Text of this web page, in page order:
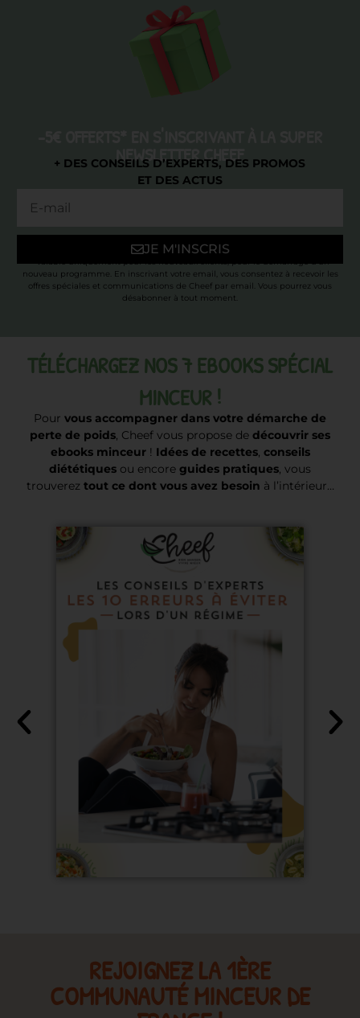
NEWSLETTER CHEEF
+ DES CONSEILS D’EXPERTS, DES PROMOS
ET DES ACTUS
JE M'INSCRIS
* Valable uniquement pour les nouveaux clients, pour le démarrage d’un
nouveau programme. En inscrivant votre email, vous consentez à recevoir les
offres spéciales et communications de Cheef par email. Vous pourrez vous
désabonner à tout moment.
TÉLÉCHARGEZ NOS 7 EBOOKS SPÉCIAL
MINCEUR !
Pour vous accompagner dans votre démarche de
perte de poids, Cheef vous propose de découvrir ses
ebooks minceur! Idées de recettes, conseils
diététiques ou encore guides pratiques, vous
trouverez tout ce dont vous avez besoin à l’intérieur…
REJOIGNEZ LA 1ÈRE
COMMUNAUTÉ MINCEUR DE